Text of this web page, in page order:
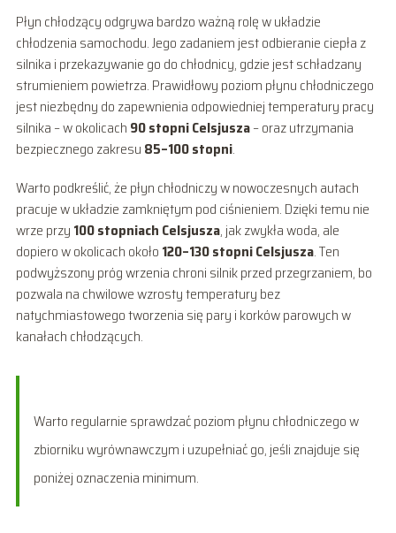
Płyn chłodzący odgrywa bardzo ważną rolę w układzie
chłodzenia samochodu. Jego zadaniem jest odbieranie ciepła z
silnika i przekazywanie go do chłodnicy, gdzie jest schładzany
strumieniem powietrza. Prawidłowy poziom płynu chłodniczego
jest niezbędny do zapewnienia odpowiedniej temperatury pracy
silnika – w okolicach 90 stopni Celsjusza– oraz utrzymania
bezpiecznego zakresu 85–100 stopni.
Warto podkreślić, że płyn chłodniczy w nowoczesnych autach
pracuje w układzie zamkniętym pod ciśnieniem. Dzięki temu nie
wrze przy 100 stopniach Celsjusza, jak zwykła woda, ale
dopiero w okolicach około 120–130 stopni Celsjusza. Ten
podwyższony próg wrzenia chroni silnik przed przegrzaniem, bo
pozwala na chwilowe wzrosty temperatury bez
natychmiastowego tworzenia się pary i korków parowych w
kanałach chłodzących.
Warto regularnie sprawdzać poziom płynu chłodniczego w
zbiorniku wyrównawczym i uzupełniać go, jeśli znajduje się
poniżej oznaczenia minimum.